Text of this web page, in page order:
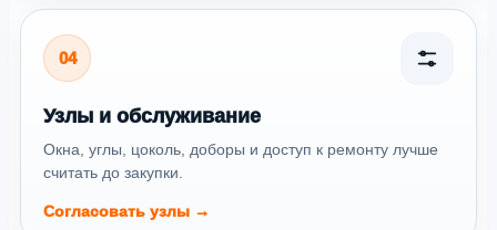
04
Узлы и обслуживание
Окна, углы, цоколь, доборы и доступ к ремонту лучше
считать до закупки.
Согласовать узлы →